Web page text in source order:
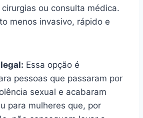
ou consulta médica.
menos invasivo, rápido e
Essa opção é
pessoas que passaram por
sexual e acabaram
para mulheres que, por